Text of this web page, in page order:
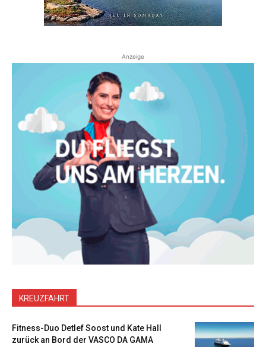
Anzeige
KREUZFAHRT
Fitness-Duo Detlef Soost und Kate Hall
zurück an Bord der VASCO DA GAMA